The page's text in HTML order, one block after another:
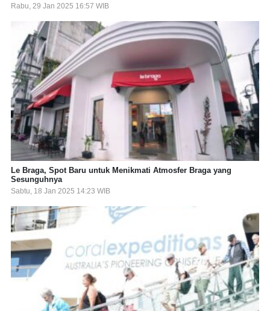
Rabu, 29 Jan 2025 16:57 WIB
Le Braga, Spot Baru untuk Menikmati Atmosfer Braga yang
Sesunguhnya
Sabtu, 18 Jan 2025 14:23 WIB